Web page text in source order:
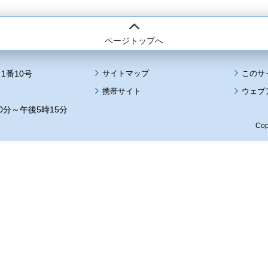
ページトップへ
番10号
分～午後5時15分
サイトマップ
このサ
携帯サイト
ウェブ